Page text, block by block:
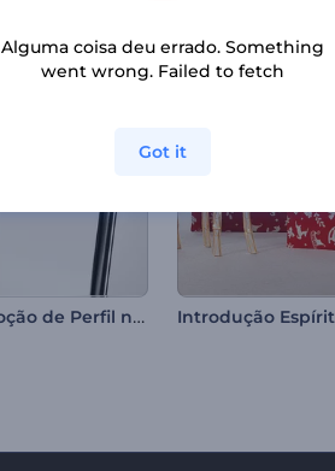
Promoção de Perfil no Instagram
Alguma coisa deu errado. Something
went wrong. Failed to fetch
Got it